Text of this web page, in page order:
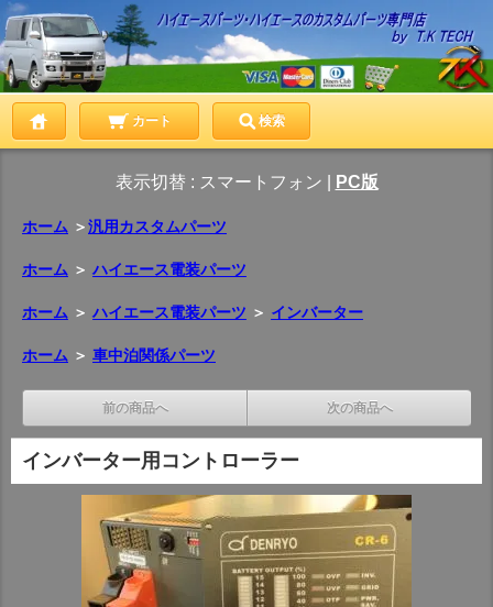
カート 検索
表示切替 : スマートフォン PC版
ホーム ＞汎用カスタムパーツ
ホーム ＞ ハイエース電装パーツ
ホーム ＞ ハイエース電装パーツ ＞ インバーター
ホーム ＞ 車中泊関係パーツ
前の商品へ 次の商品へ
インバーター用コントローラー